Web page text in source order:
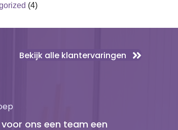
(4)
Bekijk alle klantervaringen
ons een team een